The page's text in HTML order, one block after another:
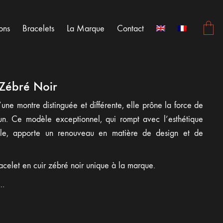
Bracelets La Marque Contact
Noir
montre distinguée et différente, elle prône la force de
Ce modèle exceptionnel, qui rompt avec l’esthétique
apporte un renouveau en matière de design et de
en cuir zébré noir unique à la marque.